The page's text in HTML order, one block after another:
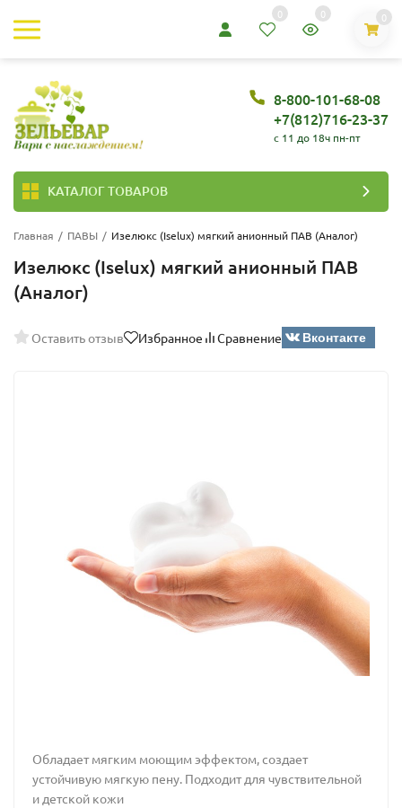
0 0 0
8-800-101-68-08
+7(812)716-23-37
c 11 до 18ч пн-пт
КАТАЛОГ ТОВАРОВ
Главная / ПАВЫ / Изелюкс (Iselux) мягкий анионный ПАВ (Аналог)
Изелюкс (Iselux) мягкий анионный ПАВ
(Аналог)
Оставить отзыв Избранное Сравнение Вконтакте
Обладает мягким моющим эффектом, создает
устойчивую мягкую пену. Подходит для чувствительной
и детской кожи